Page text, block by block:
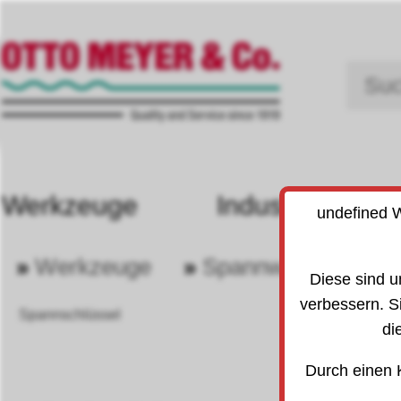
Werkzeuge Industriebedarf
» Werkzeuge » Spannwerkzeuge
Spannschlüssel
undefined
Diese sind
verbessern.
Durch einen